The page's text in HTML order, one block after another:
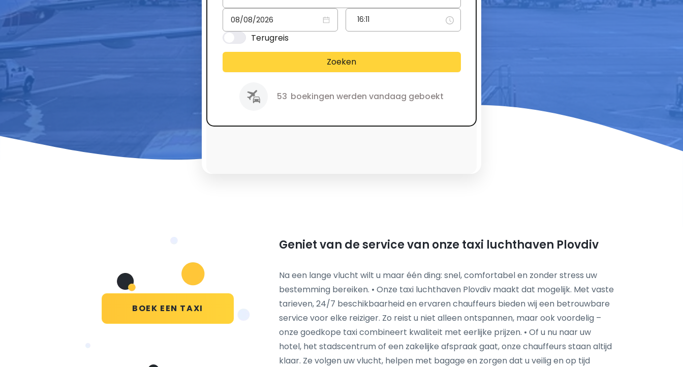
Terugreis
Zoeken
53 boekingen werden vandaag geboekt
BOEK EEN TAXI
Geniet van de service van onze taxi luchthaven Plovdiv
Na een lange vlucht wilt u maar één ding: snel, comfortabel en zonder stress uw
bestemming bereiken. • Onze taxi luchthaven Plovdiv maakt dat mogelijk. Met vaste
tarieven, 24/7 beschikbaarheid en ervaren chauffeurs bieden wij een betrouwbare
service voor elke reiziger. Zo reist u niet alleen ontspannen, maar ook voordelig –
onze goedkope taxi combineert kwaliteit met eerlijke prijzen. • Of u nu naar uw
hotel, het stadscentrum of een zakelijke afspraak gaat, onze chauffeurs staan altijd
klaar. Ze volgen uw vlucht, helpen met bagage en zorgen dat u veilig en op tijd